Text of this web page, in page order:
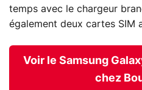
temps avec le chargeur
également deux cartes SIM
Voir le Samsung
chez